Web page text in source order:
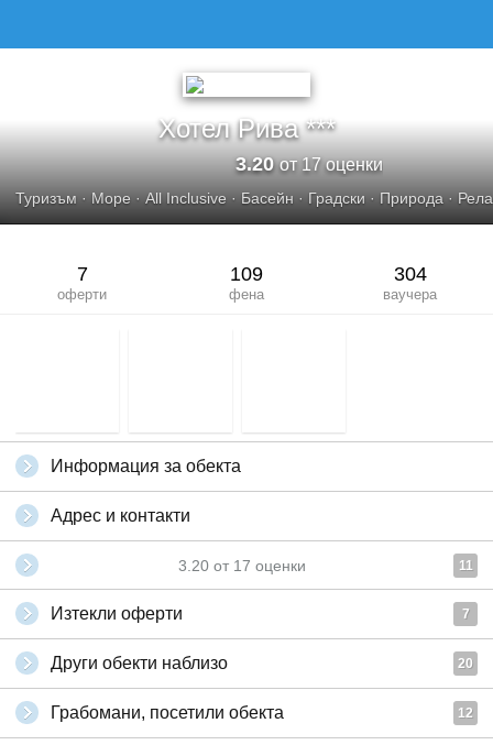
Хотел Рива ***
3.20от 17 оценки
Туризъм · Море ·All Inclusive · Басейн · Градски · Природа ·
7
оферти
109
фена
304
ваучера
Информация за обекта
Адрес и контакти
3.20 от 17 оценки 11
Изтекли оферти 7
Други обекти наблизо 20
Грабомани, посетили обекта 12